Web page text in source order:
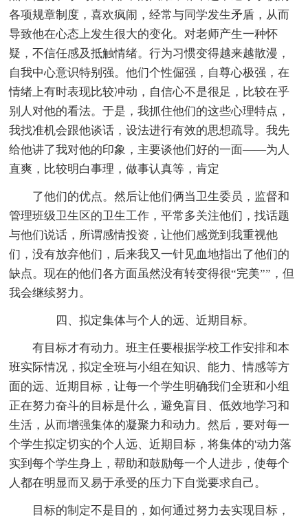
各项规章制度，喜欢疯闹，经常与同学发生矛盾，从而
导致他在心态上发生很大的变化。对老师产生一种怀
疑，不信任感及抵触情绪。行为习惯变得越来越散漫，
自我中心意识特别强。他们个性倔强，自尊心极强，在
情绪上有时表现比较冲动，自信心不是很足，比较在乎
别人对他的看法。于是，我抓住他们的这些心理特点，
我找准机会跟他谈话，设法进行有效的思想疏导。我先
给他讲了我对他的印象，主要谈他们好的一面——为人
直爽，比较明白事理，做事认真等，肯定
了他们的优点。然后让他们俩当卫生委员，监督和
管理班级卫生区的卫生工作，平常多关注他们，找话题
与他们说话，所谓感情投资，让他们感觉到我重视他
们，没有放弃他们，后来我又一针见血地指出了他们的
缺点。现在的他们各方面虽然没有转变得很“完美””，但
我会继续努力。
四、拟定集体与个人的远、近期目标。
有目标才有动力。班主任要根据学校工作安排和本
班实际情况，拟定全班与小组在知识、能力、情感等方
面的远、近期目标，让每一个学生明确我们全班和小组
正在努力奋斗的目标是什么，避免盲目、低效地学习和
生活，从而增强集体的凝聚力和动力。然后，要对每一
个学生拟定切实的个人远、近期目标，将集体的'动力落
实到每个学生身上，帮助和鼓励每一个人进步，使每个
人都在明显而又易于承受的压力下自觉要求自己。
目标的制定不是目的，如何通过努力去实现目标，